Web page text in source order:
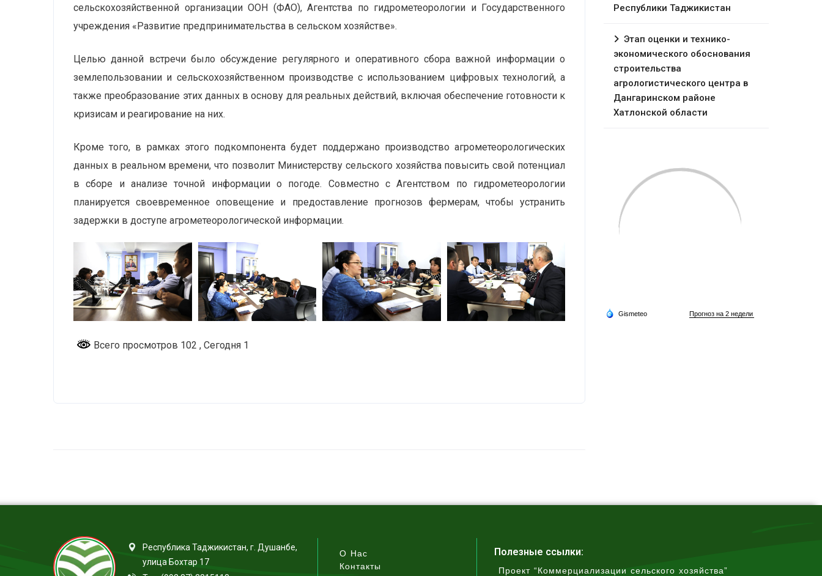
сельскохозяйственной организации ООН (ФАО), Агентства по гидрометеорологии и Государственного
учреждения «Развитие предпринимательства в сельском хозяйстве».
Целью данной встречи было обсуждение регулярного и оперативного сбора важной информации о
землепользовании и сельскохозяйственном производстве с использованием цифровых технологий, а
также преобразование этих данных в основу для реальных действий, включая обеспечение готовности к
кризисам и реагирование на них.
Кроме того, в рамках этого подкомпонента будет поддержано производство агрометеорологических
данных в реальном времени, что позволит Министерству сельского хозяйства повысить свой потенциал
в сборе и анализе точной информации о погоде. Совместно с Агентством по гидрометеорологии
планируется своевременное оповещение и предоставление прогнозов фермерам, чтобы устранить
задержки в доступе агрометеорологической информации.
Всего просмотров 102 , Сегодня 1
Республики Таджикистан
Этап оценки и технико-
экономического обоснования
строительства
агрологистического центра в
Дангаринском районе
Хатлонской области
Республика Таджикистан, г. Душанбе,
улица Бохтар 17
О Нас
Контакты
Полезные ссылки:
Проект “Коммерциализации сельского хозяйства”